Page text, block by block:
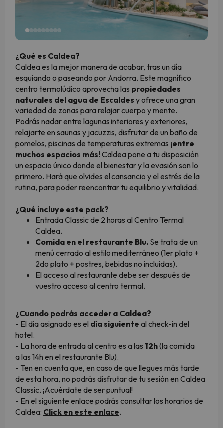
¿Qué es Caldea?
Caldea es la mejor manera de acabar, tras un día
esquiando o paseando por Andorra. Este magnífico
centro termolúdico aprovecha las propiedades
naturales del agua de Escaldes y ofrece una gran
variedad de zonas para relajar cuerpo y mente.
Podrás nadar entre lagunas interiores y exteriores,
relajarte en saunas y jacuzzis, disfrutar de un baño de
pomelos, piscinas de temperaturas extremas ¡entre
muchos espacios más!Caldea pone a tu disposición
un espacio único donde el bienestar y la evasión son lo
primero. Hará que olvides el cansancio y el estrés de la
rutina, para poder reencontrar tu equilibrio y vitalidad.
¿Qué incluye este pack?
Entrada Classic de 2 horas al Centro Termal
Caldea.
Comida en el restaurante Blu. Se trata de un
menú cerrado al estilo mediterráneo (1er plato +
2do plato + postres, bebidas no incluidas).
El acceso al restaurante debe ser después de
vuestro acceso al centro termal.
¿Cuando podrás acceder a Caldea?
- El día asignado es el día siguiente al check-in del
hotel.
- La hora de entrada al centro es a las 12h(la comida
a las 14h en el restaurante Blu).
- Ten en cuenta que, en caso de que llegues más tarde
de esta hora, no podrás disfrutar de tu sesión en Caldea
Classic. ¡Acuérdate de ser puntual!
- En el siguiente enlace podrás consultar los horarios de
Caldea: Click en este enlace.